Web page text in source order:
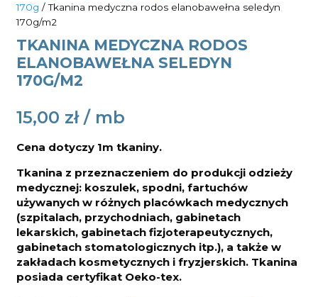
170g / Tkanina medyczna rodos elanobawełna seledyn
170g/m2
TKANINA MEDYCZNA RODOS
ELANOBAWEŁNA SELEDYN
170G/M2
15,00 zł
Cena dotyczy 1m tkaniny.
Tkanina z przeznaczeniem do produkcji odzieży
medycznej: koszulek, spodni, fartuchów
używanych w różnych placówkach medycznych
(szpitalach, przychodniach, gabinetach
lekarskich, gabinetach fizjoterapeutycznych,
gabinetach stomatologicznych itp.), a także w
zakładach kosmetycznych i fryzjerskich. Tkanina
posiada certyfikat Oeko-tex.